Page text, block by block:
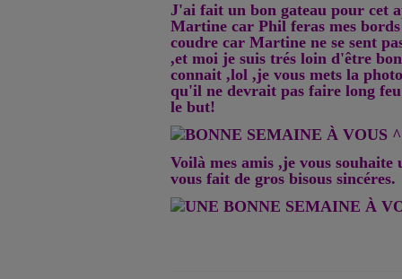
J'ai fait un bon gateau pour cet
Martine car Phil feras mes
coudre car Martine ne se sent
,et moi je suis trés loin d'être
connait ,lol ,je vous mets la
qu'il ne devrait pas faire long
le but!
Voilà mes amis ,je vous
vous fait de gros bisous sincéres.